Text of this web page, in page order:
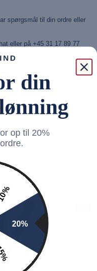
spørgsmål til din ordre eller
eller på +45 31 17 89 77
du elske disse
op til 20%
20%